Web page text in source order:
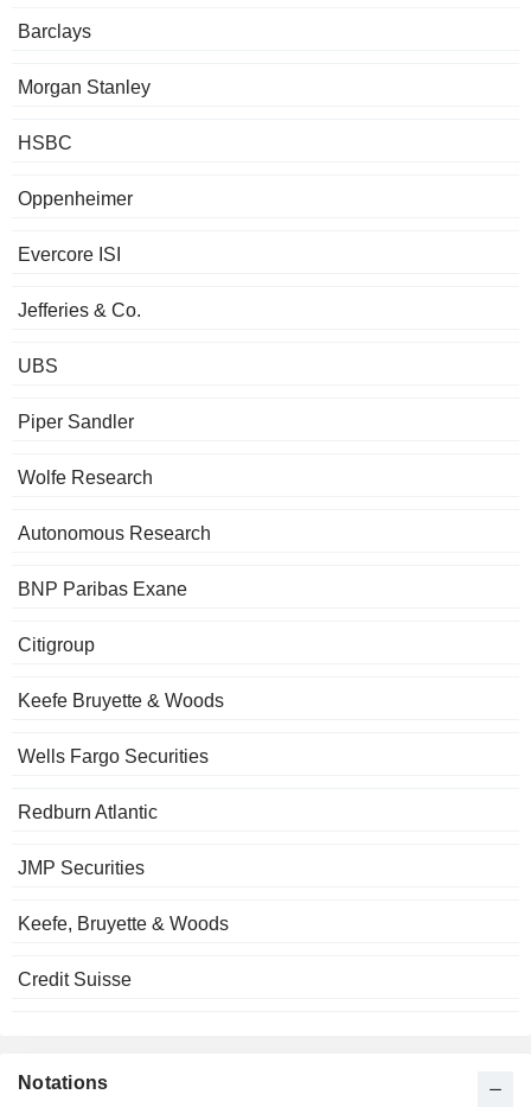
Barclays
Morgan Stanley
HSBC
Oppenheimer
Evercore ISI
Jefferies & Co.
UBS
Piper Sandler
Wolfe Research
Autonomous Research
BNP Paribas Exane
Citigroup
Keefe Bruyette & Woods
Wells Fargo Securities
Redburn Atlantic
JMP Securities
Keefe, Bruyette & Woods
Credit Suisse
Notations